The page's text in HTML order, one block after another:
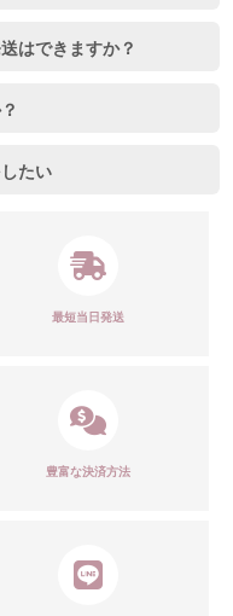
はできますか？
たい
最短当日発送
豊富な決済方法